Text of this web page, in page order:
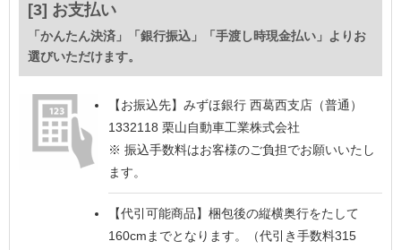
[3] お支払い
「かんたん決済」「銀行振込」「手渡し時現金払い」よりお
選びいただけます。
【お振込先】 みずほ銀行 西葛西支店（普通）
1332118 栗山自動車工業株式会社
※ 振込手数料はお客様のご負担でお願いいたし
ます。
【代引可能商品】 梱包後の縦横奥行をたして
160cmまでとなります。（代引き手数料315